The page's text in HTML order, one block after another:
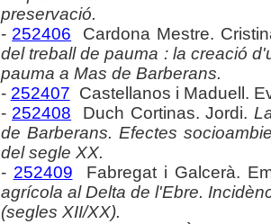
preservació.
- 252406 Cardona Mestre.
del treball de pauma : la creació
pauma a Mas de Barberans.
- 252407 Castellanos i Maduell.
- 252408 Duch Cortinas. Jordi.
de Barberans. Efectes
del segle XX.
- 252409 Fabregat i Galcerà.
agrícola al Delta de l'Ebre.
(segles XII/XX).